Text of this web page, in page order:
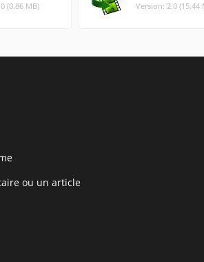
(0.86 MB) Version: 2.0 (15.44
ou un article